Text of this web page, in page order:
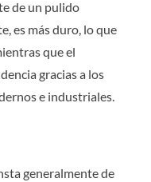
de un pulido
es más duro, lo que
que el
gracias a los
e industriales.
generalmente de